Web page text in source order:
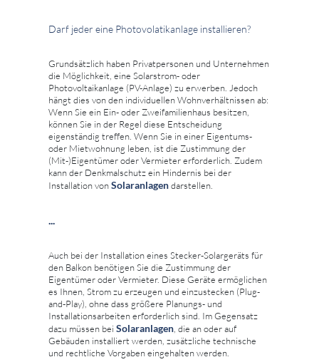
Darf jeder eine Photovolatikanlage installieren?
Grundsätzlich haben Privatpersonen und Unternehmen
die Möglichkeit, eine Solarstrom- oder
Photovoltaikanlage (PV-Anlage) zu erwerben. Jedoch
hängt dies von den individuellen Wohnverhältnissen ab:
Wenn Sie ein Ein- oder Zweifamilienhaus besitzen,
können Sie in der Regel diese Entscheidung
eigenständig treffen. Wenn Sie in einer Eigentums-
oder Mietwohnung leben, ist die Zustimmung der
(Mit-)Eigentümer oder Vermieter erforderlich. Zudem
kann der Denkmalschutz ein Hindernis bei der
Installation vonSolaranlagendarstellen.
Auch bei der Installation eines Stecker-Solargeräts für
den Balkon benötigen Sie die Zustimmung der
Eigentümer oder Vermieter. Diese Geräte ermöglichen
es Ihnen, Strom zu erzeugen und einzustecken (Plug-
and-Play), ohne dass größere Planungs- und
Installationsarbeiten erforderlich sind. Im Gegensatz
dazu müssen bei Solaranlagen , die an oder auf
Gebäuden installiert werden, zusätzliche technische
und rechtliche Vorgaben eingehalten werden.